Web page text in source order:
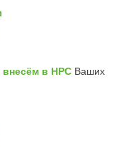
внесём в НРСВаших